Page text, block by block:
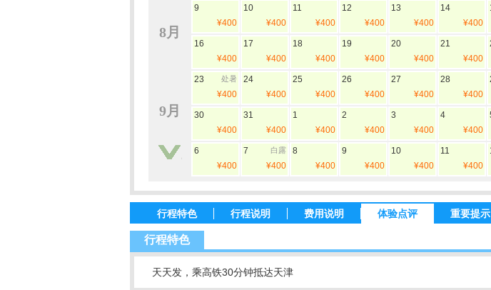
8月
9月
9
¥400
10
¥400
11
¥400
12
¥400
13
¥400
14
¥400
16
¥400
17
¥400
18
¥400
19
¥400
20
¥400
21
¥400
23 处暑
¥400
24
¥400
25
¥400
26
¥400
27
¥400
28
¥400
30
¥400
31
¥400
1
¥400
2
¥400
3
¥400
4
¥400
6
¥400
7 白露
¥400
8
¥400
9
¥400
10
¥400
11
¥400
行程特色 行程说明 费用说明 体验点评 重要提示
行程特色
天天发，乘高铁30分钟抵达天津